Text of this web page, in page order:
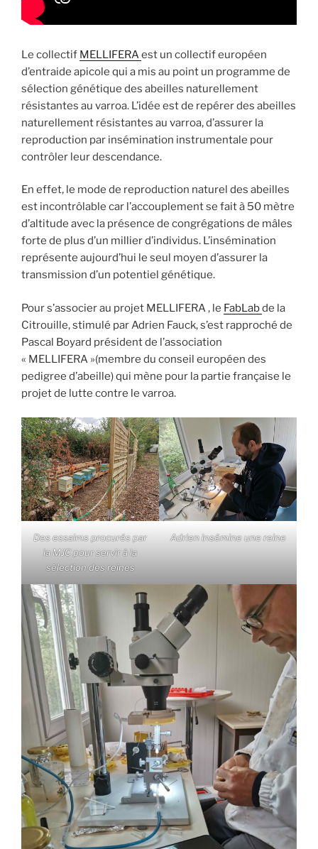
Le collectif MELLIFERAest un collectif européen
d’entraide apicole qui a mis au point un programme de
sélection génétique des abeilles naturellement
résistantes au varroa. L’idée est de repérer des abeilles
naturellement résistantes au varroa, d’assurer la
reproduction par insémination instrumentale pour
contrôler leur descendance.
En effet, le mode de reproduction naturel des abeilles
est incontrôlable car l’accouplement se fait à 50 mètre
d’altitude avec la présence de congrégations de mâles
forte de plus d’un millier d’individus. L’insémination
représente aujourd’hui le seul moyen d’assurer la
transmission d’un potentiel génétique.
Pour s’associer au projet MELLIFERA , le FabLabde la
Citrouille, stimulé par Adrien Fauck, s’est rapproché de
Pascal Boyard président de l’association
« MELLIFERA »(membre du conseil européen des
pedigree d’abeille) qui mène pour la partie française le
projet de lutte contre le varroa.
Des essaims procurés par
la MJC pour servir à la
sélection des reines
Adrien insémine une reine